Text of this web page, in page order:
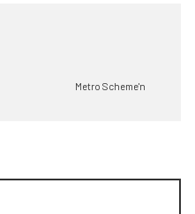
Metro Scheme'n